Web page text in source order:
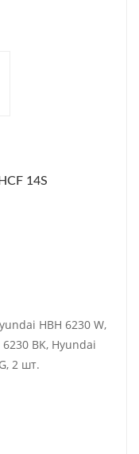
14S
HBH 6230 W,
BK, Hyundai
2 шт.